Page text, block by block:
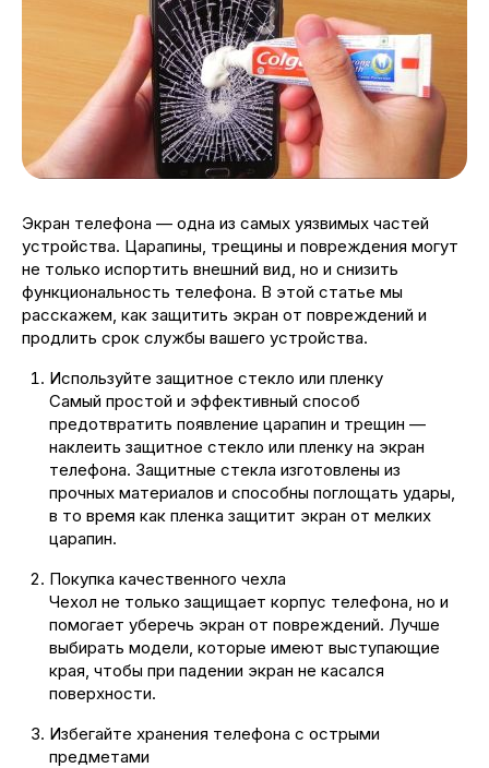
Экран телефона — одна из самых уязвимых частей
устройства. Царапины, трещины и повреждения могут
не только испортить внешний вид, но и снизить
функциональность телефона. В этой статье мы
расскажем, как защитить экран от повреждений и
продлить срок службы вашего устройства.
Используйте защитное стекло или пленку
Самый простой и эффективный способ
предотвратить появление царапин и трещин —
наклеить защитное стекло или пленку на экран
телефона. Защитные стекла изготовлены из
прочных материалов и способны поглощать удары,
в то время как пленка защитит экран от мелких
царапин.
Покупка качественного чехла
Чехол не только защищает корпус телефона, но и
помогает уберечь экран от повреждений. Лучше
выбирать модели, которые имеют выступающие
края, чтобы при падении экран не касался
поверхности.
Избегайте хранения телефона с острыми
предметами